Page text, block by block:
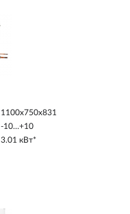
1100х750х831
-10…+10
3.01 кВт*